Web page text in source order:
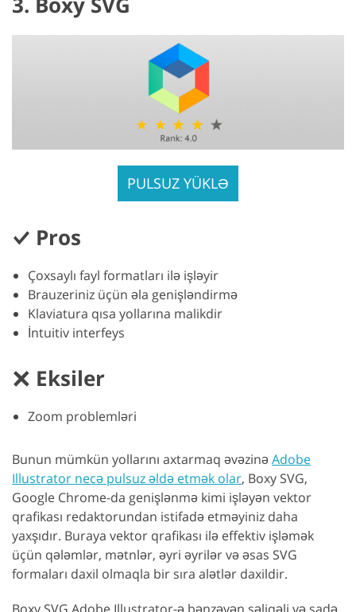
PULSUZ YÜKLƏ
Pros
Çoxsaylı fayl formatları ilə işləyir
Brauzeriniz üçün əla genişləndirmə
Klaviatura qısa yollarına malikdir
İntuitiv interfeys
Eksiler
Zoom problemləri
Bunun mümkün yollarını axtarmaq əvəzinəAdobe
Illustrator necə pulsuz əldə etmək olar, Boxy SVG,
Google Chrome-da genişlənmə kimi işləyən vektor
qrafikası redaktorundan istifadə etməyiniz daha
yaxşıdır. Buraya vektor qrafikası ilə effektiv işləmək
üçün qələmlər, mətnlər, əyri əyrilər və əsas SVG
formaları daxil olmaqla bir sıra alətlər daxildir.